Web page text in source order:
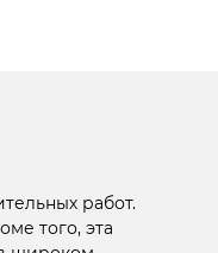
работ.
того, эта